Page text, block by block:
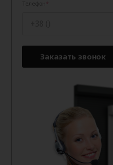
Заказать звонок